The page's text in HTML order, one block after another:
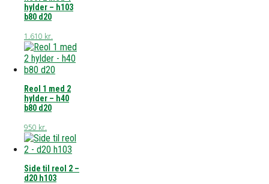
hylder – h103
b80 d20
1.610 kr.
Reol 1 med 2
hylder – h40
b80 d20
950 kr.
Side til reol 2 –
d20 h103